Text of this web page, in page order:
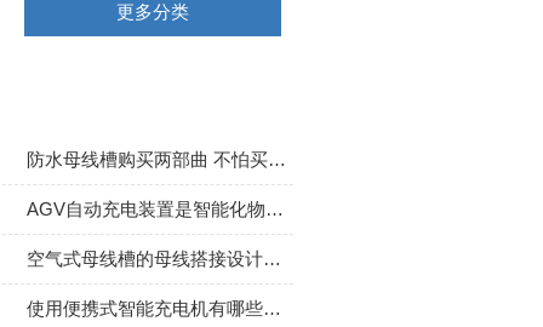
更多分类
防水母线槽购买两部曲 不怕买不到适合的
AGV自动充电装置是智能化物流的必备利器
空气式母线槽的母线搭接设计原则
使用便携式智能充电机有哪些需要注意的保养技巧